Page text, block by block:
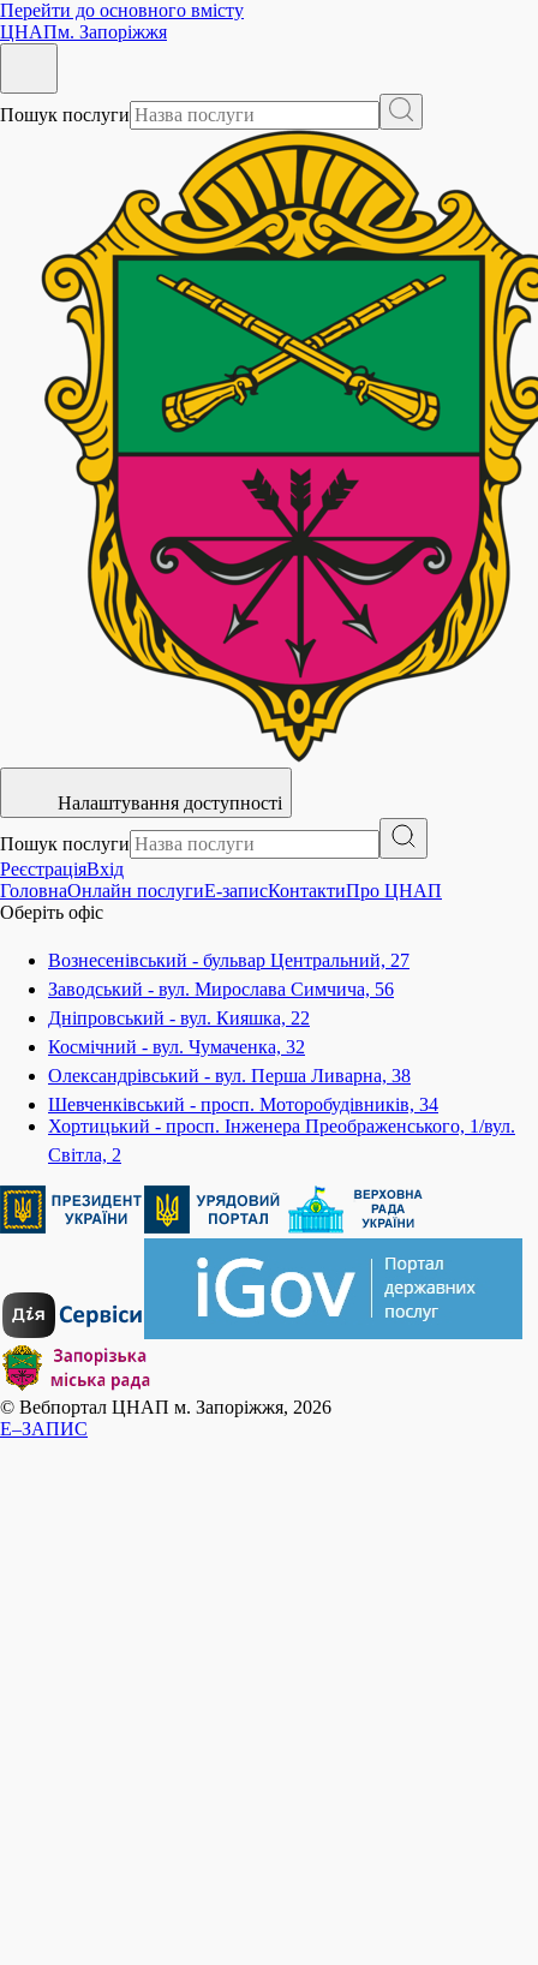
Перейти до основного вмісту
ЦНАПм. Запоріжжя
Пошук послуги
Налаштування доступності
Пошук послуги
РеєстраціяВхід
ГоловнаОнлайн послугиE-записКонтактиПро ЦНАП
Оберіть офіс
Вознесенівський - бульвар Центральний, 27
Заводський - вул. Мирослава Симчича, 56
Дніпровський - вул. Кияшка, 22
Космічний - вул. Чумаченка, 32
Олександрівський - вул. Перша Ливарна, 38
Шевченківський - просп. Моторобудівників, 34
Хортицький - просп. Інженера Преображенського, 1/вул.
Світла, 2
© Вебпортал ЦНАП м. Запоріжжя, 2026
E–ЗАПИС